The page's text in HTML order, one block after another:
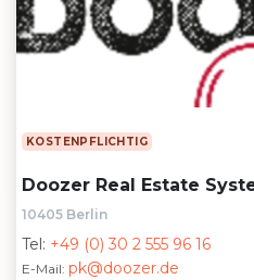
KOSTENPFLICHTIG
Doozer Real Estate
10405 Berlin
Tel: +49 (0) 30 2 555 96 16
E-Mail: pk@doozer.de